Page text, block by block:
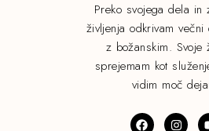
Preko svojega dela in
življenja odkrivam večni
z božanskim. Svoje
sprejemam kot
vidim moč